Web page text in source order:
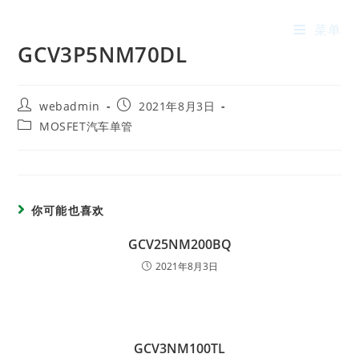
菜单
GCV3P5NM70DL
webadmin
2021年8月3日
MOSFET汽车单管
你可能也喜欢
GCV25NM200BQ
2021年8月3日
GCV3NM100TL